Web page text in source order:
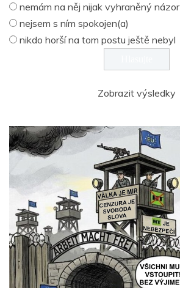
nemám na něj nijak vyhraněný názor
nejsem s ním spokojen(a)
nikdo horší na tom postu ještě nebyl
Zobrazit výsledky